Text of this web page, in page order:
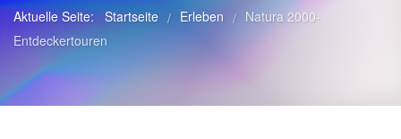
Aktuelle Seite: Startseite / Erleben / Natura 2000-
Entdeckertouren